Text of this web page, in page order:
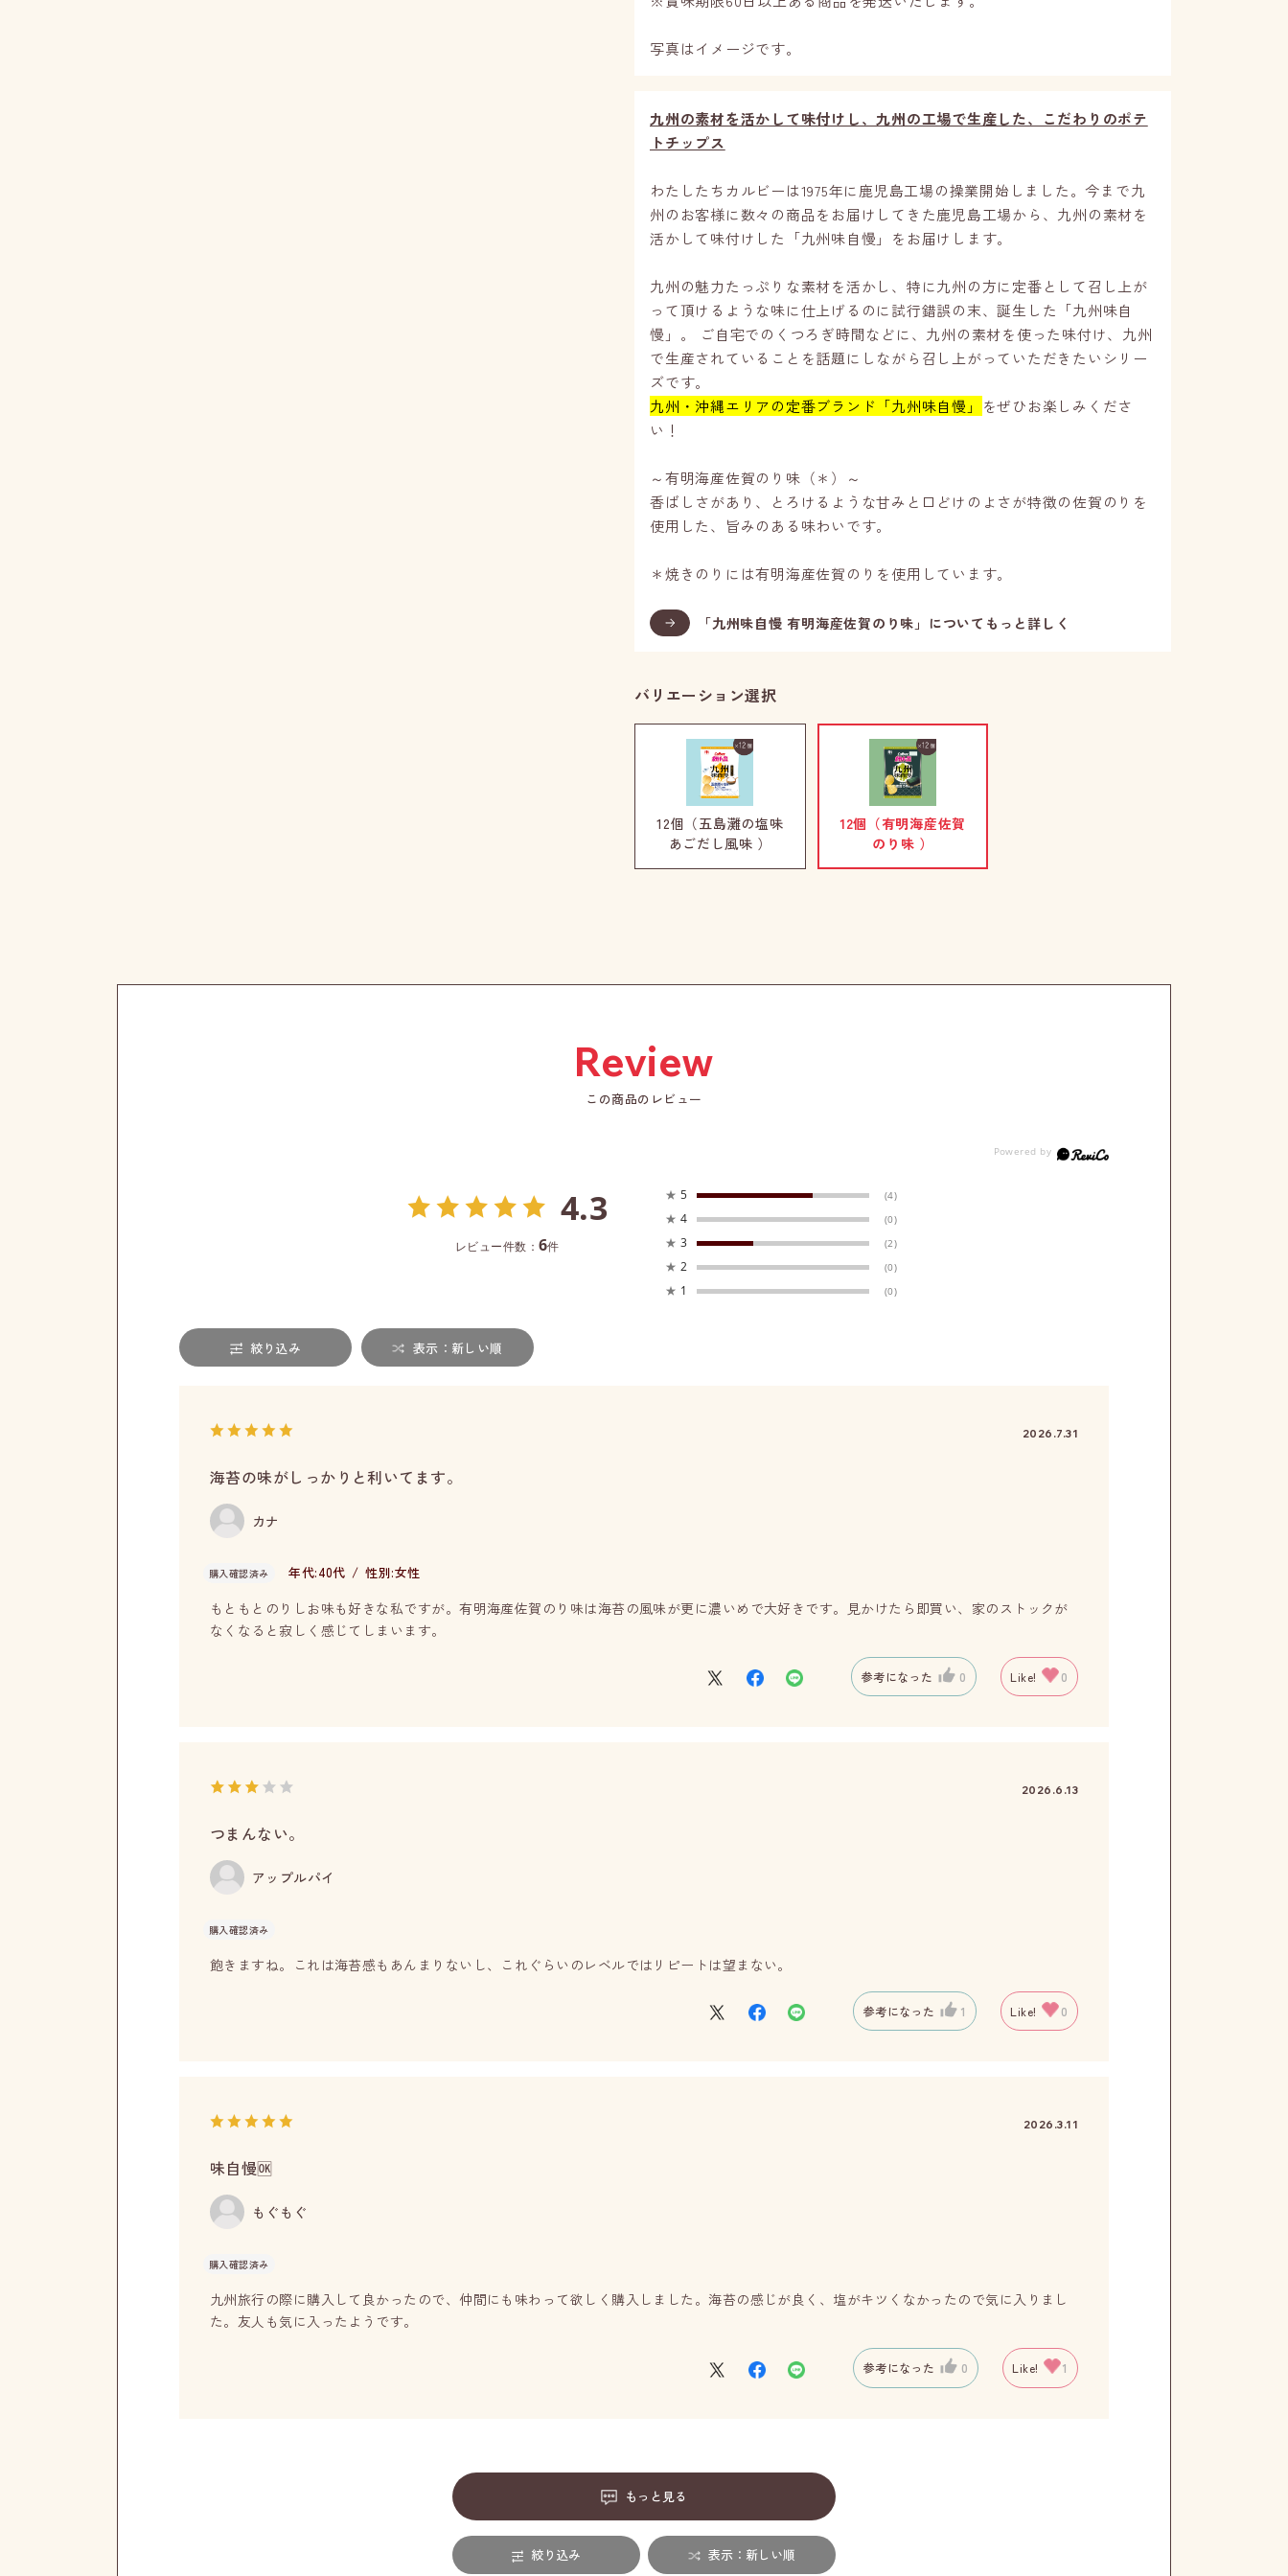
写真はイメージです。
九州の素材を活かして味付けし、九州の工場で生産した、こだわりのポテ
トチップス
わたしたちカルビーは1975年に鹿児島工場の操業開始しました。今まで九
州のお客様に数々の商品をお届けしてきた鹿児島工場から、九州の素材を
活かして味付けした「九州味自慢」をお届けします。
九州の魅力たっぷりな素材を活かし、特に九州の方に定番として召し上が
って頂けるような味に仕上げるのに試行錯誤の末、誕生した「九州味自
慢」。 ご自宅でのくつろぎ時間などに、九州の素材を使った味付け、九州
で生産されていることを話題にしながら召し上がっていただきたいシリー
ズです。
九州・沖縄エリアの定番ブランド「九州味自慢」
をぜひお楽しみくださ
い！
～有明海産佐賀のり味（＊）～
香ばしさがあり、とろけるような甘みと口どけのよさが特徴の佐賀のりを
使用した、旨みのある味わいです。
＊焼きのりには有明海産佐賀のりを使用しています。
「九州味自慢 有明海産佐賀のり味」についてもっと詳しく
バリエーション選択
12個（五島灘の塩味
あごだし風味 ）
12個（有明海産佐賀
のり味 ）
この商品のレビュー
4.3
レビュー件数： 6件
★ 5 (4)
★ 4 (0)
★ 3 (2)
★ 2 (0)
★ 1 (0)
絞り込み 表示：新しい順
2026.7.31
海苔の味がしっかりと利いてます。
カナ
購入確認済み 年代:40代 性別:女性
もともとのりしお味も好きな私ですが。有明海産佐賀のり味は海苔の風味が更に濃いめで大好きです。見かけたら即買い、家のストックが
なくなると寂しく感じてしまいます。
参考になった 0 Like! 0
2026.6.13
つまんない。
アップルパイ
購入確認済み
飽きますね。これは海苔感もあんまりないし、これぐらいのレベルではリピートは望まない。
参考になった 1 Like! 0
2026.3.11
味自慢🆗
もぐもぐ
購入確認済み
九州旅行の際に購入して良かったので、仲間にも味わって欲しく購入しました。海苔の感じが良く、塩がキツくなかったので気に入りまし
た。友人も気に入ったようです。
参考になった 0 Like! 1
もっと見る
絞り込み 表示：新しい順